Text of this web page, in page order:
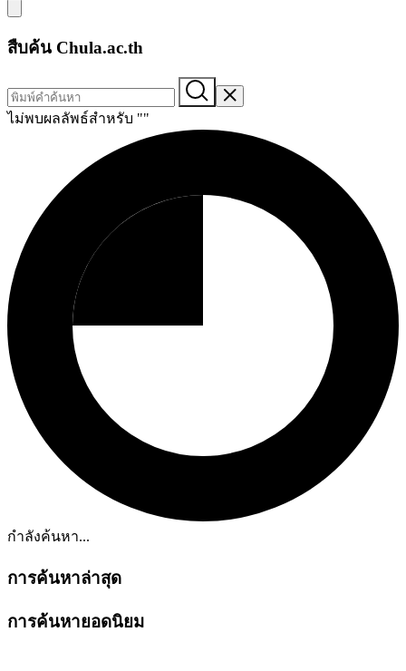
สืบค้น Chula.ac.th
ไม่พบผลลัพธ์สำหรับ ""
กำลังค้นหา...
การค้นหาล่าสุด
การค้นหายอดนิยม